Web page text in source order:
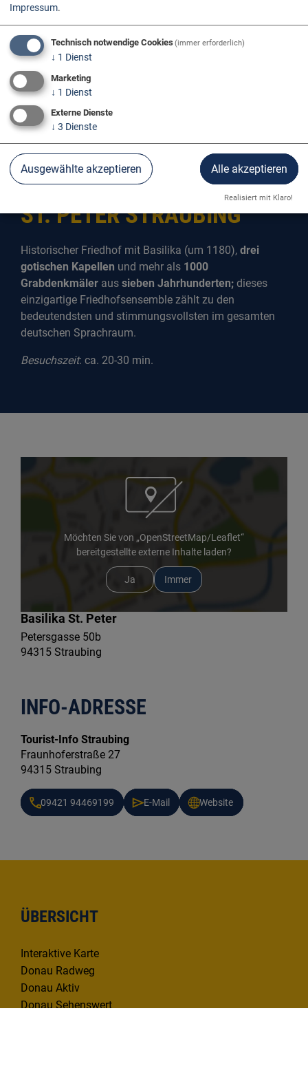
HISTORISCHER FRIEDHOF
ST. PETER STRAUBING
Historischer Friedhof mit Basilika (um 1180), drei
gotischen Kapellen und mehr als 1000
Grabdenkmäler aus sieben Jahrhunderten; dieses
einzigartige Friedhofsensemble zählt zu den
bedeutendsten und stimmungsvollsten im gesamten
deutschen Sprachraum.
Besuchszeit: ca. 20-30 min.
Möchten Sie von „OpenStreetMap/Leaflet“
bereitgestellte externe Inhalte laden?
Ja Immer
Basilika St. Peter
Petersgasse 50b
94315 Straubing
INFO-ADRESSE
Tourist-Info Straubing
Fraunhoferstraße 27
94315 Straubing
09421 94469199 E-Mail Website
ÜBERSICHT
Interaktive Karte
Donau Radweg
Donau Aktiv
Donau Sehenswert
Impressum.
Technisch notwendige Cookies(immer erforderlich)
↓ 1 Dienst
Marketing
↓ 1 Dienst
Externe Dienste
↓ 3 Dienste
Ausgewählte akzeptieren Alle akzeptieren
Realisiert mit Klaro!